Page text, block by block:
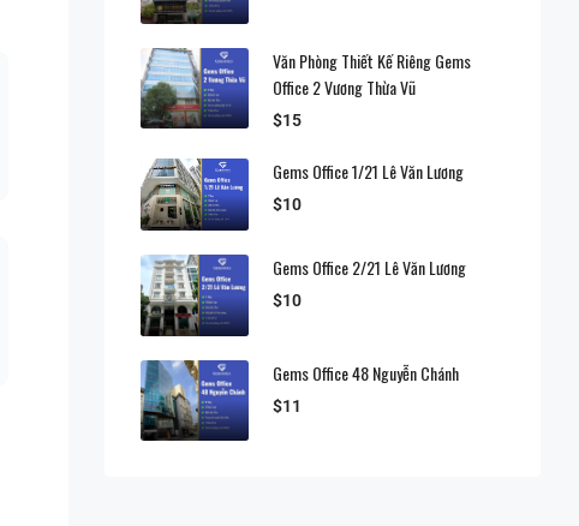
Văn Phòng Thiết Kế Riêng Gems
Office 2 Vương Thừa Vũ
$15
Gems Office 1/21 Lê Văn Lương
$10
Gems Office 2/21 Lê Văn Lương
$10
Gems Office 48 Nguyễn Chánh
$11